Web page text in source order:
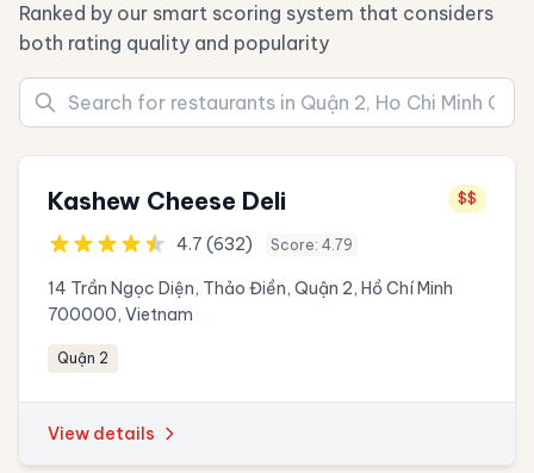
Ranked by our smart scoring system that considers
both rating quality and popularity
Kashew Cheese Deli $$
4.7 (632) Score: 4.79
14 Trần Ngọc Diện, Thảo Điền, Quận 2, Hồ Chí Minh
700000, Vietnam
Quận 2
View details